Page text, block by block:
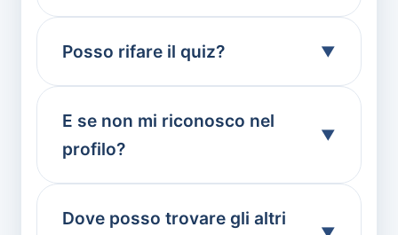
Posso rifare il quiz?
E se non mi riconosco nel
profilo?
Dove posso trovare gli altri